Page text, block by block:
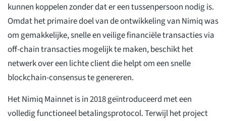
kunnen koppelen zonder dat er een tussenpersoon nodig is.
Omdat het primaire doel van de ontwikkeling van Nimiq was
om gemakkelijke, snelle en veilige financiële transacties via
off-chain transacties mogelijk te maken, beschikt het
netwerk over een lichte client die helpt om een snelle
blockchain-consensus te genereren.
Het Nimiq Mainnet is in 2018 geïntroduceerd met een
volledig functioneel betalingsprotocol. Terwijl het project